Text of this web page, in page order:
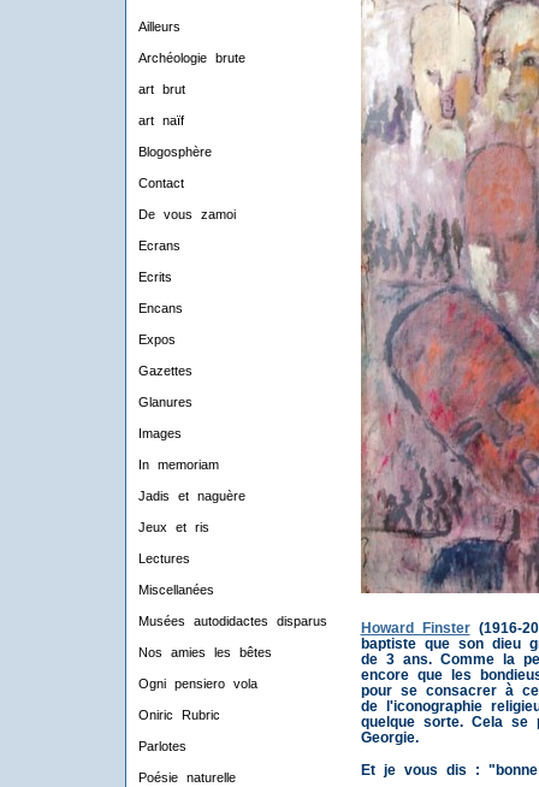
Ailleurs
Archéologie brute
art brut
art naïf
Blogosphère
Contact
De vous zamoi
Ecrans
Ecrits
Encans
Expos
Gazettes
Glanures
Images
In memoriam
Jadis et naguère
Jeux et ris
Lectures
Miscellanées
Musées autodidactes disparus
Nos amies les bêtes
Ogni pensiero vola
Oniric Rubric
Parlotes
Poésie naturelle
Howard Finster(1916-
baptiste que son dieu
de 3 ans. Comme la
encore que les
pour se consacrer à
de l'iconographie
quelque sorte. Cela se
Georgie.
Et je vous dis :